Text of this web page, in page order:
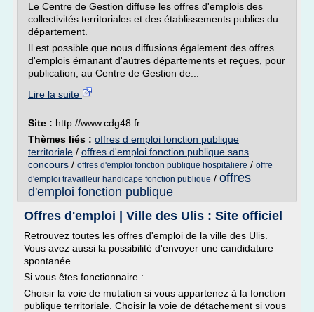
Le Centre de Gestion diffuse les offres d'emplois des
collectivités territoriales et des établissements publics du
département.
Il est possible que nous diffusions également des offres
d'emplois émanant d'autres départements et reçues, pour
publication, au Centre de Gestion de...
Lire la suite
Site : http://www.cdg48.fr
Thèmes liés : offres d emploi fonction publique
territoriale / offres d'emploi fonction publique sans
concours / offres d'emploi fonction publique hospitaliere / offre
d'emploi travailleur handicape fonction publique / offres
d'emploi fonction publique
Offres d'emploi | Ville des Ulis : Site officiel
Retrouvez toutes les offres d'emploi de la ville des Ulis.
Vous avez aussi la possibilité d'envoyer une candidature
spontanée.
Si vous êtes fonctionnaire :
Choisir la voie de mutation si vous appartenez à la fonction
publique territoriale. Choisir la voie de détachement si vous